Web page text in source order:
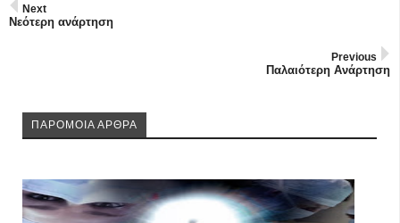
Next
Νεότερη ανάρτηση
Previous
Παλαιότερη Ανάρτηση
ΠΑΡΟΜΟΙΑ ΑΡΘΡΑ